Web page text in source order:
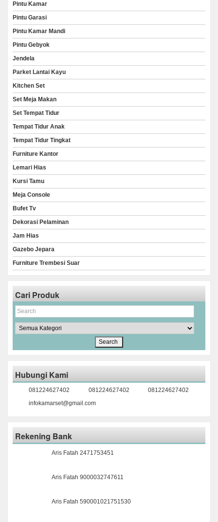
Pintu Kamar
Pintu Garasi
Pintu Kamar Mandi
Pintu Gebyok
Jendela
Parket Lantai Kayu
Kitchen Set
Set Meja Makan
Set Tempat Tidur
Tempat Tidur Anak
Tempat Tidur Tingkat
Furniture Kantor
Lemari Hias
Kursi Tamu
Meja Console
Bufet Tv
Dekorasi Pelaminan
Jam Hias
Gazebo Jepara
Furniture Trembesi Suar
Cari Produk
Hubungi Kami
081224627402 081224627402
081224627402
infokamarset@gmail.com
Rekening Bank
Aris Fatah 2471753451
Aris Fatah 9000032747611
Aris Fatah 590001021751530